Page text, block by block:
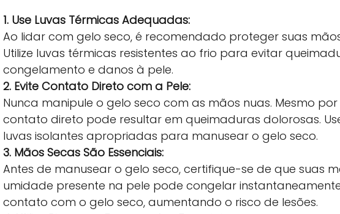
1. Use Luvas Térmicas Adequadas:
Ao lidar com gelo seco, é recomendado proteger suas
Utilize luvas térmicas resistentes ao frio para evitar
congelamento e danos à pele.
2. Evite Contato Direto com a Pele:
Nunca manipule o gelo seco com as mãos nuas. Mesmo
contato direto pode resultar em queimaduras dolorosas.
luvas isolantes apropriadas para manusear o gelo seco.
3. Mãos Secas São Essenciais:
Antes de manusear o gelo seco, certifique-se de que suas
umidade presente na pele pode congelar
contato com o gelo seco, aumentando o risco de lesões.